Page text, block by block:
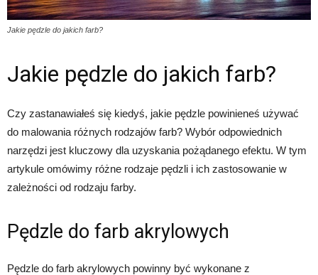
Jakie pędzle do jakich farb?
Jakie pędzle do jakich farb?
Czy zastanawiałeś się kiedyś, jakie pędzle powinieneś używać
do malowania różnych rodzajów farb? Wybór odpowiednich
narzędzi jest kluczowy dla uzyskania pożądanego efektu. W tym
artykule omówimy różne rodzaje pędzli i ich zastosowanie w
zależności od rodzaju farby.
Pędzle do farb akrylowych
Pędzle do farb akrylowych powinny być wykonane z